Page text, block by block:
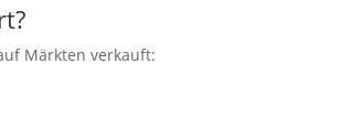
Märkten verkauft: